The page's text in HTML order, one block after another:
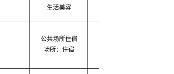
生活美容
公共场所住宿
场所：住宿